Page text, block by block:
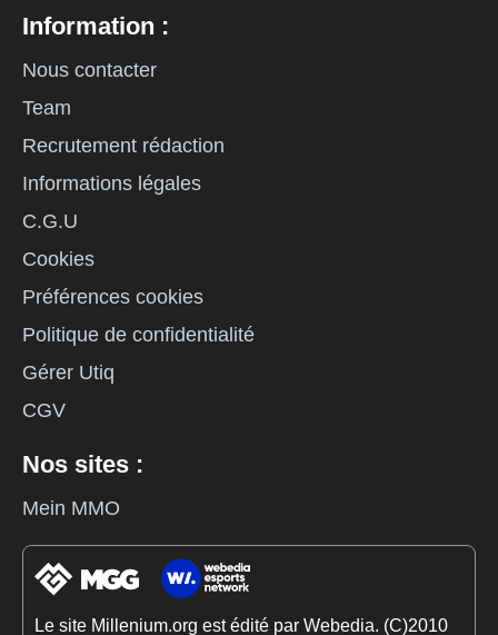
Information :
Nous contacter
Team
Recrutement rédaction
Informations légales
C.G.U
Cookies
Préférences cookies
Politique de confidentialité
Gérer Utiq
CGV
Nos sites :
Mein MMO
Le site Millenium.org est édité par Webedia. (C)2010